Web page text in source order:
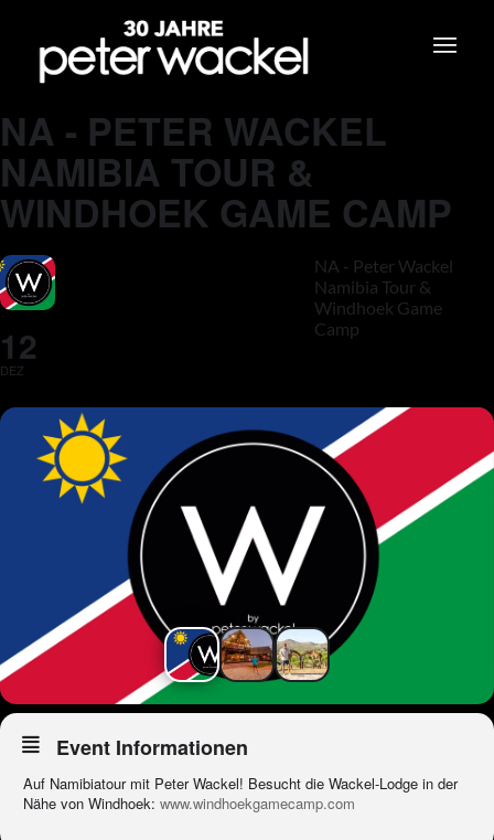
NA - PETER WACKEL
NAMIBIA TOUR &
WINDHOEK GAME CAMP
12
DEZ
NA - Peter Wackel
Namibia Tour &
Windhoek Game
Camp
Event Informationen
Auf Namibiatour mit Peter Wackel! Besucht die Wackel-Lodge in der
Nähe von Windhoek: www.windhoekgamecamp.com